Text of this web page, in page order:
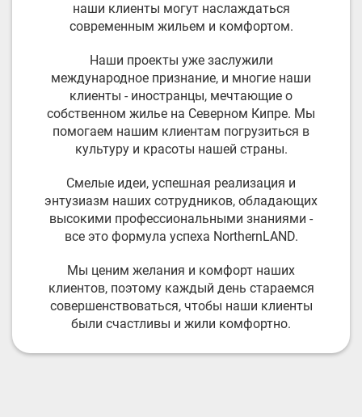
наши клиенты могут наслаждаться
современным жильем и комфортом.
Наши проекты уже заслужили
международное признание, и многие наши
клиенты - иностранцы, мечтающие о
собственном жилье на Северном Кипре. Мы
помогаем нашим клиентам погрузиться в
культуру и красоты нашей страны.
Смелые идеи, успешная реализация и
энтузиазм наших сотрудников, обладающих
высокими профессиональными знаниями -
все это формула успеха NorthernLAND.
Мы ценим желания и комфорт наших
клиентов, поэтому каждый день стараемся
совершенствоваться, чтобы наши клиенты
были счастливы и жили комфортно.